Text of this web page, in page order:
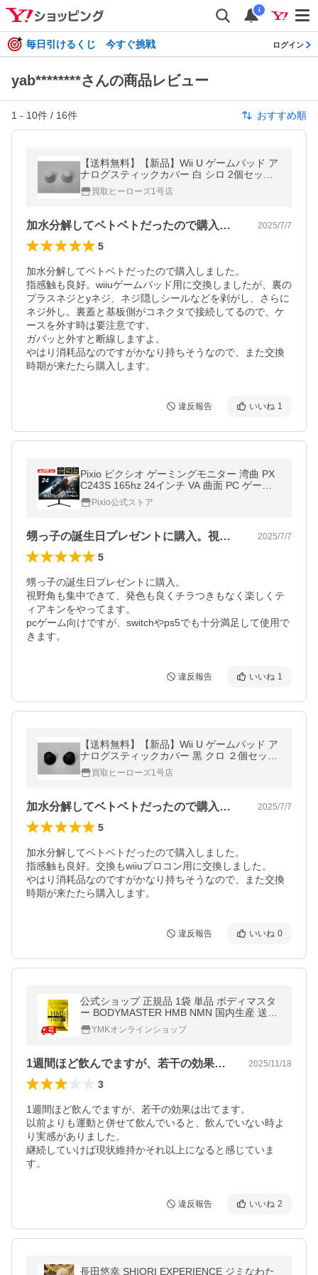
i
毎日引けるくじ 今すぐ挑戦 ログイン
yab********さんの商品レビュー
1 - 10件 / 16件 おすすめ順
【送料無料】【新品】Wii U ゲームパッド ア
ナログスティックカバー 白 シロ 2個セット
修理交換用 部品 コントローラー 左右兼用
買取ヒーローズ1号店
加水分解してベトベトだったので購入しま… 2025/7/7
5
加水分解してベトベトだったので購入しました。
指感触も良好。wiiuゲームパッド用に交換しましたが、裏の
プラスネジとyネジ、ネジ隠しシールなどを剥がし、さらに
ネジ外し。裏蓋と基板側がコネクタで接続してるので、ケ
ースを外す時は要注意です。
ガバッと外すと断線しますよ。
やはり消耗品なのですがかなり持ちそうなので、また交換
時期が来たたら購入します。
違反報告 いいね 1
Pixio ピクシオ ゲーミングモニター 湾曲 PX
C243S 165hz 24インチ VA 曲面 PC ゲーム
ディスプレイ 液晶 switch パソコン スピーカ
ー内蔵 爆買
Pixio公式ストア
甥っ子の誕生日プレゼントに購入。視野角… 2025/7/7
5
甥っ子の誕生日プレゼントに購入。
視野角も集中できて、発色も良くチラつきもなく楽しくテ
ィアキンをやってます。
pcゲーム向けですが、switchやps5でも十分満足して使用で
きます。
違反報告 いいね 1
【送料無料】【新品】Wii U ゲームパッド ア
ナログスティックカバー 黒 クロ ２個セット
修理交換用 部品 コントローラー 左右兼用
買取ヒーローズ1号店
加水分解してベトベトだったので購入しま… 2025/7/7
5
加水分解してベトベトだったので購入しました。
指感触も良好。交換もwiiuプロコン用に交換しました。
やはり消耗品なのですがかなり持ちそうなので、また交換
時期が来たたら購入します。
違反報告 いいね 0
公式ショップ 正規品 1袋 単品 ボディマスタ
ー BODYMASTER HMB NMN 国内生産 送料
無料 サプリメント
YMKオンラインショップ
1週間ほど飲んでますが、若干の効果は出… 2025/11/18
3
1週間ほど飲んでますが、若干の効果は出てます。
以前よりも運動と併せて飲んでいると、飲んでいない時よ
り実感がありました。
継続していけば現状維持かそれ以上になると感じていま
す。
違反報告 いいね 2
長田悠幸 SHIORI EXPERIENCE ジミなわた